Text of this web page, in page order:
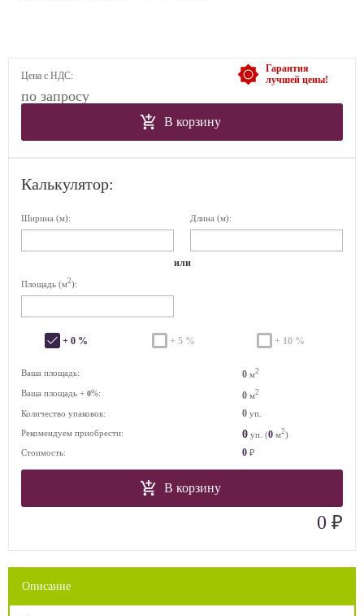
Гарантия
лучшей цены!
Цена с НДС:
по запросу
В корзину
Калькулятор:
Ширина (м): Длина (м):
или
Площадь (м2):
+ 0 % + 5 % + 10 %
Ваша площадь: 0 м2
Ваша площадь + 0%: 0 м2
Количество упаковок: 0 уп.
Рекомендуем приобрести:
0 уп. (0 м2)
Стоимость:
0 ₽
В корзину
0 ₽
Описание